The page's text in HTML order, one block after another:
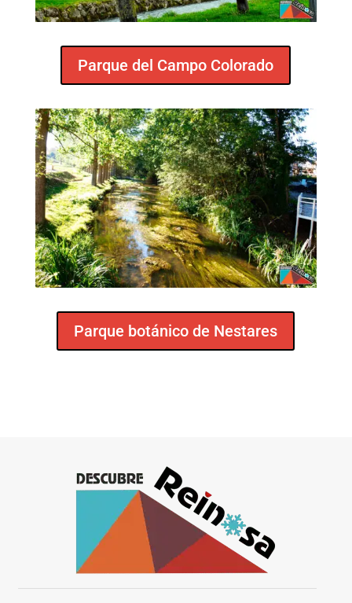
Parque del Campo Colorado
Parque botánico de Nestares